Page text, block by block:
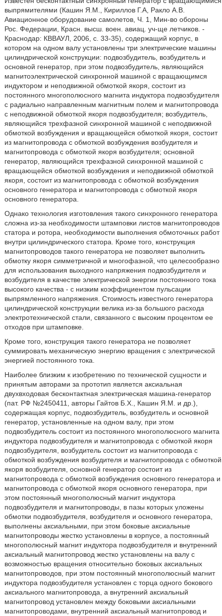
выпрямителями (Кашин Я.М., Кириллов Г.А, Ракло А.В.
Авиационное оборудование самолетов, Ч. 1, Мин-во обороны
Рос. Федерации, Красн. высш. воен. авиац. уч-ще летчиков. -
Краснодар: КВВАУЛ, 2006, с. 33-35), содержащий корпус, в
котором на одном валу установлены три электрические машины
цилиндрической конструкции: подвозбудитель, возбудитель и
основной генератор, при этом подвозбудитель, являющийся
магнитоэлектрической синхронной машиной с вращающимся
индуктором и неподвижной обмоткой якоря, состоит из
постоянного многополюсного магнита индуктора подвозбудителя
с радиально направленным магнитным полем и магнитопровода
с неподвижной обмоткой якоря подвозбудителя; возбудитель,
являющийся трехфазной синхронной машиной с неподвижной
обмоткой возбуждения и вращающейся обмоткой якоря, состоит
из магнитопровода с обмоткой возбуждения возбудителя и
магнитопровода с обмоткой якоря возбудителя; основной
генератор, являющийся трехфазной синхронной машиной с
вращающейся обмоткой возбуждения и неподвижной обмоткой
якоря, состоит из магнитопровода с обмоткой возбуждения
основного генератора и магнитопровода с обмоткой якоря
основного генератора.
Однако технология изготовления такого синхронного генератора
сложна из-за необходимости штамповки листов магнитопроводов
статора и ротора, необходимости выполнения обмоточных работ
внутри цилиндрического статора. Кроме того, конструкция
магнитопроводов такого генератора не позволяет выполнить
обмотку якоря симметричной и многофазной, что целесообразно
для использования выходного напряжения подвозбудителя и
возбудителя в качестве электрической энергии постоянного тока
высокого качества - с низким коэффициентом пульсации
выпрямленного напряжения. Стоимость известного генератора
цилиндрической конструкции велика из-за большого расхода
электротехнической стали, связанного с высоким процентом ее
отходов при штамповке.
Кроме того, конструкция такого генератора не позволяет
суммировать механическую энергию вращения с электрической
энергией постоянного тока.
Наиболее близким к изобретению по технической сущности и
принятым авторами за прототип является аксиальная
двухвходовая бесконтактная электрическая машина-генератор
(пат. РФ №2450411, авторы Гайтов Б.Х., Кашин Я.М. и др.),
содержащая корпус, подвозбудитель, возбудитель и основной
генератор, установленные на одном валу, при этом
подвозбудитель состоит из постоянного многополюсного магнита
индуктора подвозбудителя и магнитопровода с обмоткой якоря
подвозбудителя, возбудитель состоит из магнитопровода с
обмоткой возбуждения возбудителя и магнитопровода с обмоткой
якоря возбудителя, основной генератор состоит из
магнитопровода с обмоткой возбуждения основного генератора и
магнитопровода с обмоткой якоря основного генератора, при
этом постоянный многополюсный магнит индуктора
подвозбудителя и магнитопроводы, в пазы которых уложены
обмотки подвозбудителя, возбудителя и основного генератора,
выполнены аксиальными, при этом боковые аксиальные
магнитопроводы жестко установлены в корпусе, а постоянный
многополюсный магнит индуктора подвозбудителя и внутренний
аксиальный магнитопровод жестко установлены на валу с
возможностью вращения относительно боковых аксиальных
магнитопроводов, при этом постоянный многополюсный магнит
индуктора подвозбудителя установлен с торца одного бокового
аксиального магнитопровода, а внутренний аксиальный
магнитопровод установлен между боковыми аксиальными
магнитопроводами, внутренний аксиальный магнитопровод и